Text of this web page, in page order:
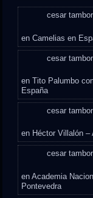
cesar
enCamelias en
cesar
enTito Palumbo
España
cesar
en Héctor Villalón
cesar
enAcademia
Pontevedra